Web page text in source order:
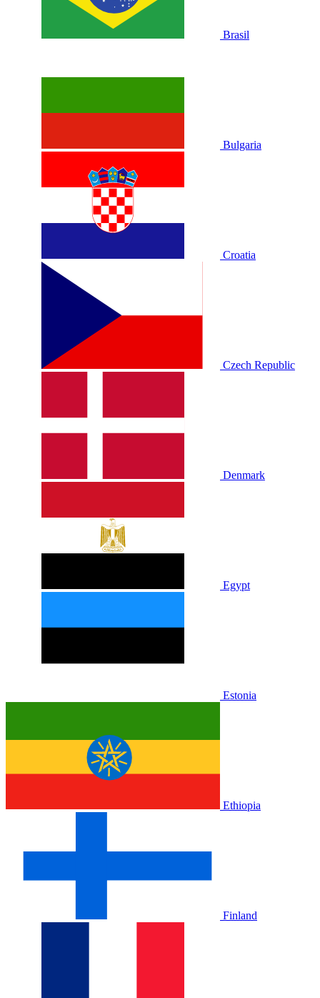
Brasil
Bulgaria
Croatia
Czech Republic
Denmark
Egypt
Estonia
Ethiopia
Finland